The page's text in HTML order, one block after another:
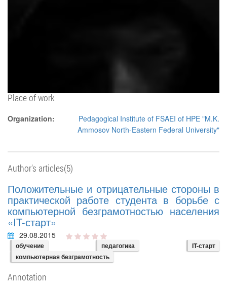
Place of work
Organization:
Pedagogical Institute of FSAEI of HPE "M.K.
Ammosov North-Eastern Federal University"
Author's articles(5)
Положительные и отрицательные стороны в
практической работе студента в борьбе с
компьютерной безграмотностью населения
«IT-старт»
29.08.2015
обучение педагогика
IT-старт
компьютерная безграмотность
Annotation